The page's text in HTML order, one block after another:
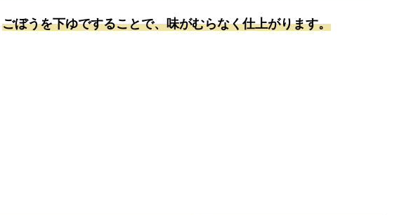
ごぼうを下ゆですることで、味がむらなく仕上がります。